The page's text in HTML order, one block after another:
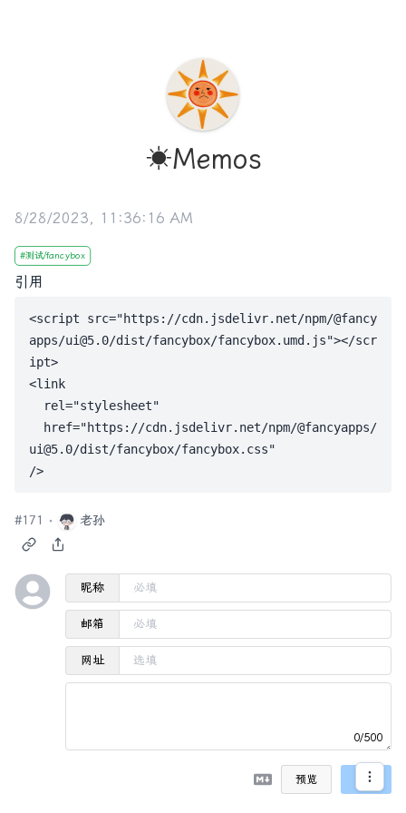
☀️Memos
8/28/2023, 11:36:16 AM
#测试/fancybox
引用
<script src="https://cdn.jsdelivr.net/npm/@fancy
apps/ui@5.0/dist/fancybox/fancybox.umd.js"></scr
ipt>
<link
ui@5.0/dist/fancybox/fancybox.css"
#171 老孙
昵称
邮箱
网址
0/500
预览 发送